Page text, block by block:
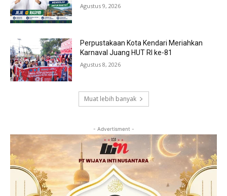
Agustus 9, 2026
Perpustakaan Kota Kendari Meriahkan
Karnaval Juang HUT RI ke-81
Agustus 8, 2026
Muat lebih banyak
- Advertisment -